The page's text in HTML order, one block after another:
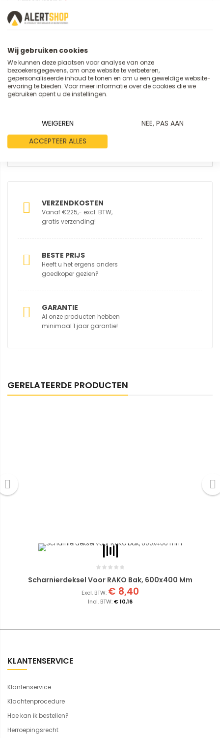
Review
VERZENDKOSTEN
Vanaf €225,- excl. BTW,
gratis verzending!
BESTE PRIJS
Heeft u het ergens anders
goedkoper gezien?
GARANTIE
Al onze producten hebben
minimaal 1 jaar garantie!
GERELATEERDE PRODUCTEN
Scharnierdeksel Voor RAKO Bak, 600x400 Mm
€ 10,16
€ 8,40
KLANTENSERVICE
Klantenservice
Klachtenprocedure
Hoe kan ik bestellen?
Herroepingsrecht
Wij gebruiken cookies
We kunnen deze plaatsen voor analyse van onze
bezoekersgegevens, om onze website te verbeteren,
gepersonaliseerde inhoud te tonen en om u een geweldige website-
ervaring te bieden. Voor meer informatie over de cookies die we
gebruiken opent u de instellingen.
WEIGEREN
NEE, PAS AAN
ACCEPTEER ALLES